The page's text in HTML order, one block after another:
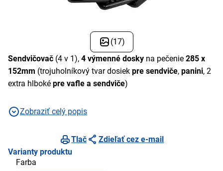
(17)
Sendvičovač (4 v 1), 4 výmenné dosky na pečenie 285 x
152mm (trojuholníkový tvar dosiek pre sendviče, panini, 2
extra hlboké pre vafle a sendviče)
Zobraziť celý popis
Tlač
Zdieľať cez e-mail
Varianty produktu
Farba